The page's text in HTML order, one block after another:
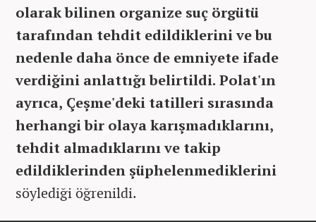
olarak bilinen organize suç örgütü
tarafından tehdit edildiklerini ve bu
nedenle daha önce de emniyete ifade
verdiğini anlattığı belirtildi. Polat'ın
ayrıca, Çeşme'deki tatilleri sırasında
herhangi bir olaya karışmadıklarını,
tehdit almadıklarını ve takip
edildiklerinden şüphelenmediklerini
söylediği öğrenildi.